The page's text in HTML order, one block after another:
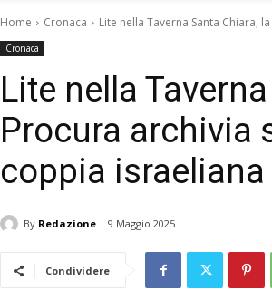
Home Cronaca Lite nella Taverna Santa Chiara,
Cronaca
Lite nella
Procura archivia
coppia israeliana
By Redazione 9 Maggio 2025
Condividere